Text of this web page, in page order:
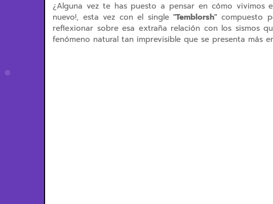
¿Alguna vez te has puesto a pensar en cómo vivimos
nuevo!, esta vez con el single"Temblorsh" compuesto
reflexionar sobre esa extraña relación con los sismos
fenómeno natural tan imprevisible que se presenta más